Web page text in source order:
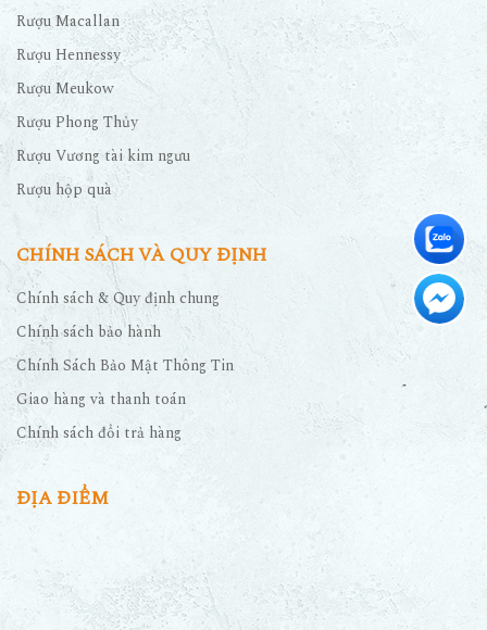
Rượu Macallan
Rượu Hennessy
Rượu Meukow
Rượu Phong Thủy
Rượu Vương tài kim ngưu
Rượu hộp quà
CHÍNH SÁCH VÀ QUY ĐỊNH
Chính sách & Quy định chung
Chính sách bảo hành
Chính Sách Bảo Mật Thông Tin
Giao hàng và thanh toán
Chính sách đổi trả hàng
ĐỊA ĐIỂM